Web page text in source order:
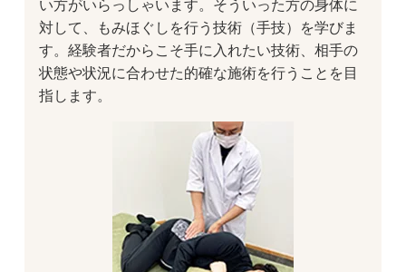
い方がいらっしゃいます。そういった方の身体に
対して、もみほぐしを行う技術（手技）を学びま
す。経験者だからこそ手に入れたい技術、相手の
状態や状況に合わせた的確な施術を行うことを目
指します。